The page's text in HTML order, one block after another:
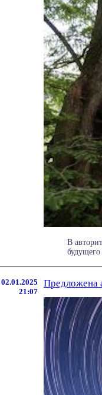
В
02.01.2025
21:07
Предложена